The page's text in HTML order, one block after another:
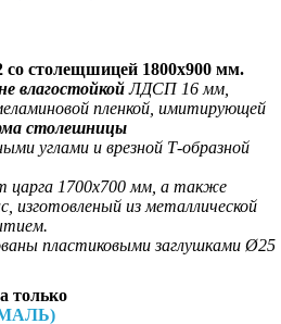
столещшицей 1800х900 мм.
влагостойкойЛДСП 16 мм,
пленкой, имитирующей
столешницы
углами и врезной Т-образной
царга 1700х700 мм, а также
изготовленый из металлической
пластиковыми заглушками Ø25
только